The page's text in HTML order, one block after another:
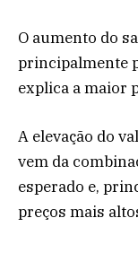
O aumento do
principalmente
explica a maior
A elevação do
vem da
esperado e,
preços mais